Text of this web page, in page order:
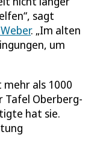
sagt
. „Im alten
um
als 1000
Tafel Oberberg-
hat sie.